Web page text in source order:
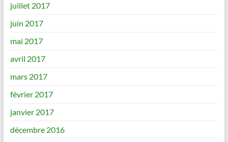
juillet 2017
juin 2017
mai 2017
avril 2017
mars 2017
février 2017
janvier 2017
décembre 2016